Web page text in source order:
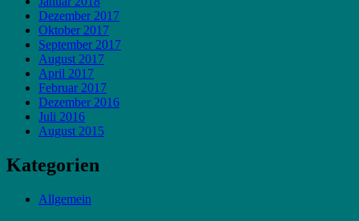
Dezember 2017
Oktober 2017
September 2017
August 2017
April 2017
Februar 2017
Dezember 2016
Juli 2016
August 2015
Kategorien
Allgemein